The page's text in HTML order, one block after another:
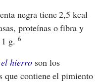
negra tiene 2,5 kcal
proteínas o fibra y
1 g.6
el hierroson los
que contiene el pimiento